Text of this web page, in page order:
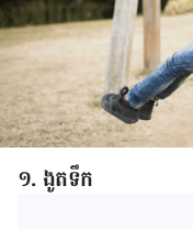
១. ងូតទឹក